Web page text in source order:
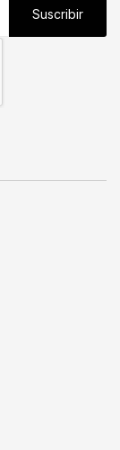
Suscribir